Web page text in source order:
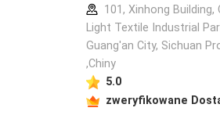
101, Xinhong Building,
Light Textile Industrial
Guang'an City, Sichuan
,Chiny
5.0
zweryfikowane